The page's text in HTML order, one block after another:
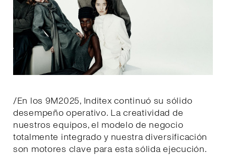
/En los 9M2025, Inditex continuó su sólido
desempeño operativo. La creatividad de
nuestros equipos, el modelo de negocio
totalmente integrado y nuestra diversificación
son motores clave para esta sólida ejecución.